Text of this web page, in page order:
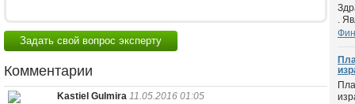
Задать свой вопрос эксперту
Комментарии
Kastiel Gulmira 11.05.2016 01:05
.